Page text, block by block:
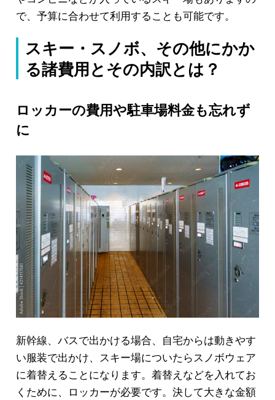
で、予算に合わせて利用することも可能です。
スキー・スノボ、その他にかか
る諸費用とその内訳とは？
ロッカーの費用や駐車場料金も忘れず
に
新幹線、バスで出かける場合、自宅からは動きやす
い服装で出かけ、スキー場についたらスノボウェア
に着替えることになります。着替えなどを入れてお
くために、ロッカーが必要です。決して大きな金額